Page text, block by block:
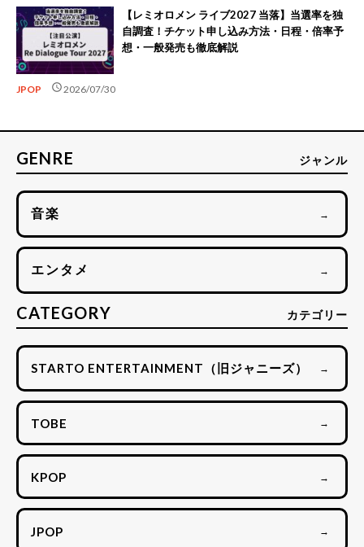
【レミオロメン ライブ2027 当落】当選率を独
自調査！チケット申し込み方法・日程・倍率予
想・一般発売も徹底解説
JPOP schedule2026/07/30
GENRE ジャンル
音楽 →
エンタメ →
CATEGORY カテゴリー
STARTO ENTERTAINMENT（旧ジャニーズ） →
TOBE →
KPOP →
JPOP →